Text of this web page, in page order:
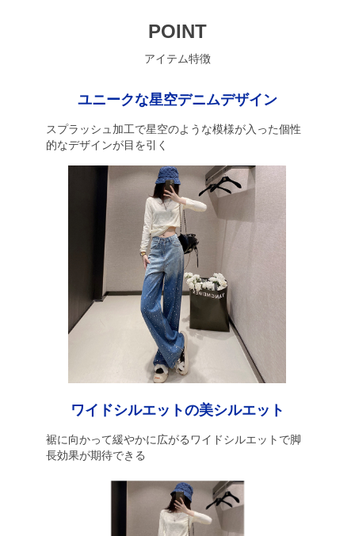
POINT
アイテム特徴
ユニークな星空デニムデザイン
スプラッシュ加工で星空のような模様が入った個性
的なデザインが目を引く
ワイドシルエットの美シルエット
裾に向かって緩やかに広がるワイドシルエットで脚
長効果が期待できる